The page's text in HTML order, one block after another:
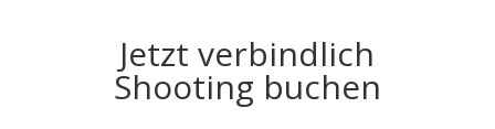
Jetzt verbindlich
Shooting buchen